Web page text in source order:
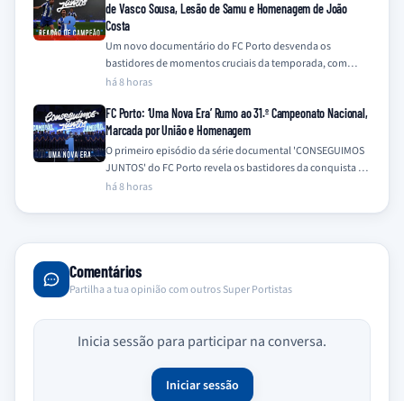
de Vasco Sousa, Lesão de Samu e Homenagem de João
Costa
Um novo documentário do FC Porto desvenda os
bastidores de momentos cruciais da temporada, com
destaque para a emotiva recuperação de Vasco…
há 8 horas
FC Porto: ‘Uma Nova Era’ Rumo ao 31.º Campeonato Nacional,
Marcada por União e Homenagem
O primeiro episódio da série documental 'CONSEGUIMOS
JUNTOS' do FC Porto revela os bastidores da conquista do
31.º Campeonato Nacional na época…
há 8 horas
Comentários
Partilha a tua opinião com outros Super Portistas
Inicia sessão para participar na conversa.
Iniciar sessão